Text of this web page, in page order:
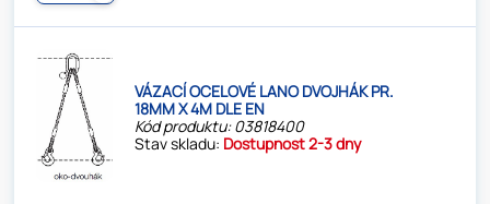
VÁZACÍ OCELOVÉ LANO DVOJHÁK PR.
18MM X 4M DLE EN
Kód produktu: 03818400
Stav skladu: Dostupnost 2-3 dny